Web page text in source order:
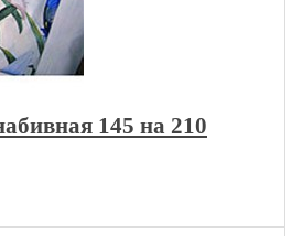
145 на 210